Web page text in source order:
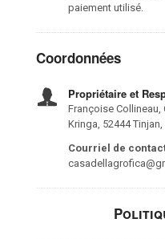
paiement utilisé.
Coordonnées
Propriétaire et
Françoise Collineau,
Kringa, 52444
Courriel de